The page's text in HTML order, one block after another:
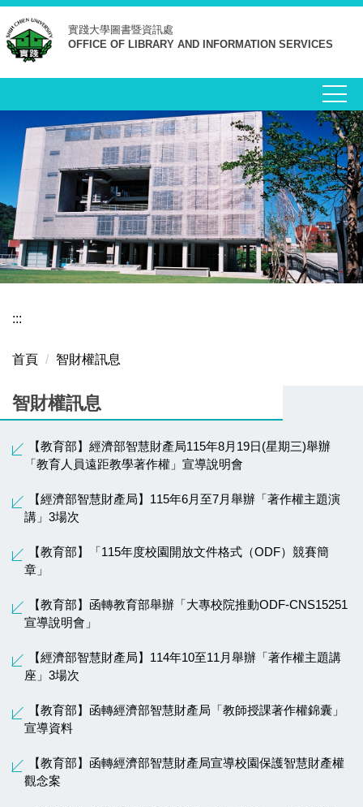
跳
到
主
要
實踐大學圖書暨資訊處
OFFICE OF LIBRARY AND INFORMATION SERVICES
:::
首頁 智財權訊息
智財權訊息
【教育部】經濟部智慧財產局115年8月19日(星期三)舉辦
「教育人員遠距教學著作權」宣導說明會
【經濟部智慧財產局】115年6月至7月舉辦「著作權主題演
講」3場次
【教育部】「115年度校園開放文件格式（ODF）競賽簡
章」
【教育部】函轉教育部舉辦「大專校院推動ODF-CNS15251
宣導說明會」
【經濟部智慧財產局】114年10至11月舉辦「著作權主題講
座」3場次
【教育部】函轉經濟部智慧財產局「教師授課著作權錦囊」
宣導資料
【教育部】函轉經濟部智慧財產局宣導校園保護智慧財產權
觀念案